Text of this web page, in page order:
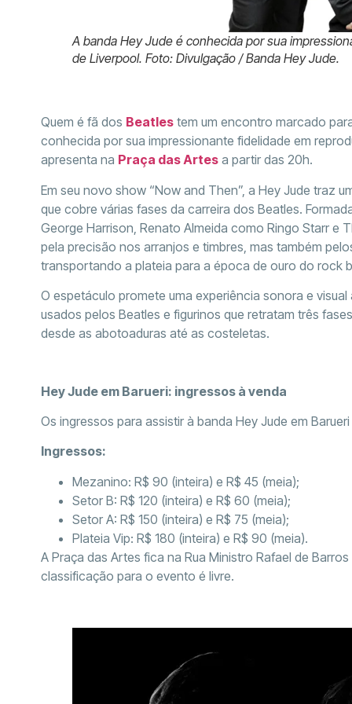
A banda Hey Jude é conhecida por sua
de Liverpool. Foto: Divulgação / Banda Hey Jude.
Quem é fã dos Beatles tem um encontro marcado
conhecida por sua impressionante fidelidade em
apresenta na Praça das Artes a partir das 20h.
Em seu novo show “Now and Then”, a Hey Jude traz
que cobre várias fases da carreira dos Beatles.
George Harrison, Renato Almeida como Ringo Starr
pela precisão nos arranjos e timbres, mas também
transportando a plateia para a época de ouro do rock
O espetáculo promete uma experiência sonora e
usados pelos Beatles e figurinos que retratam três
desde as abotoaduras até as costeletas.
Hey Jude em Barueri: ingressos à venda
Os ingressos para assistir à banda Hey Jude em
Ingressos:
Mezanino: R$ 90 (inteira) e R$ 45 (meia);
Setor B: R$ 120 (inteira) e R$ 60 (meia);
Setor A: R$ 150 (inteira) e R$ 75 (meia);
Plateia Vip: R$ 180 (inteira) e R$ 90 (meia).
A Praça das Artes fica na Rua Ministro Rafael de
classificação para o evento é livre.